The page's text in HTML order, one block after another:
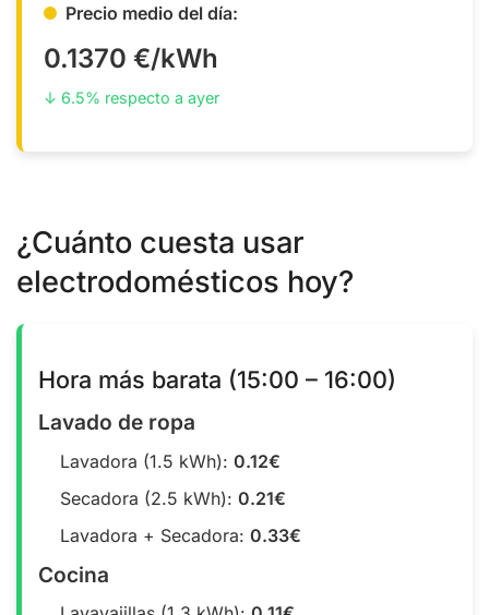
Precio medio del día:
0.1370 €/kWh
↓ 6.5% respecto a ayer
¿Cuánto cuesta usar
electrodomésticos hoy?
Hora más barata (15:00 – 16:00)
Lavado de ropa
Lavadora (1.5 kWh): 0.12€
Secadora (2.5 kWh): 0.21€
Lavadora + Secadora: 0.33€
Cocina